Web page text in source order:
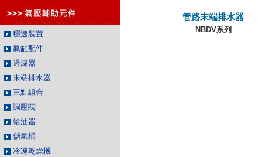
穩速裝置
氣缸配件
過濾器
末端排水器
三點組合
調壓閥
給油器
儲氣桶
冷凍乾燥機
管路末端排水器
NBDV系列